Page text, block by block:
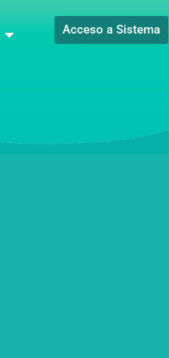
Acceso a Sistema